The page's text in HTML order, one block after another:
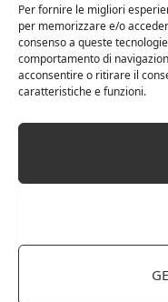
Per fornire le migliori
per memorizzare e/o
consenso a queste
comportamento di
acconsentire o ritirare il
caratteristiche e funzioni.
Bottiglia